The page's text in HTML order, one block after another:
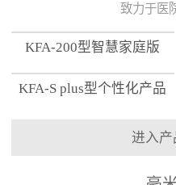
致力于医
KFA-200型智慧家庭版
KFA-S plus型个性化产品
进入